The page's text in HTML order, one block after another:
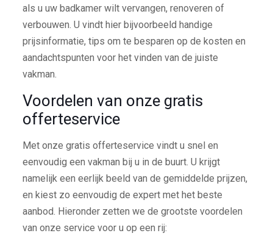
als u uw badkamer wilt vervangen, renoveren of
verbouwen. U vindt hier bijvoorbeeld handige
prijsinformatie, tips om te besparen op de kosten en
aandachtspunten voor het vinden van de juiste
vakman.
Voordelen van onze gratis
offerteservice
Met onze gratis offerteservice vindt u snel en
eenvoudig een vakman bij u in de buurt. U krijgt
namelijk een eerlijk beeld van de gemiddelde prijzen,
en kiest zo eenvoudig de expert met het beste
aanbod. Hieronder zetten we de grootste voordelen
van onze service voor u op een rij: